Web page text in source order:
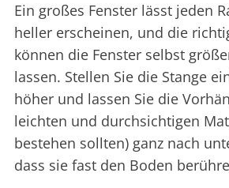
Ein großes Fenster lässt jeden
heller erscheinen, und die
können die Fenster selbst
lassen. Stellen Sie die Stange
höher und lassen Sie die
leichten und durchsichtigen
bestehen sollten) ganz nach
dass sie fast den Boden